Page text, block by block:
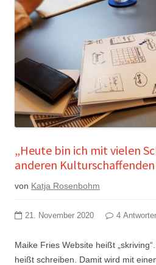
„Heute bin ich mit vielen
anderen
von Katja Rosenbohm
21. November 2020 4
Maike Fries Website heißt
heißt schreiben. Damit wird mit